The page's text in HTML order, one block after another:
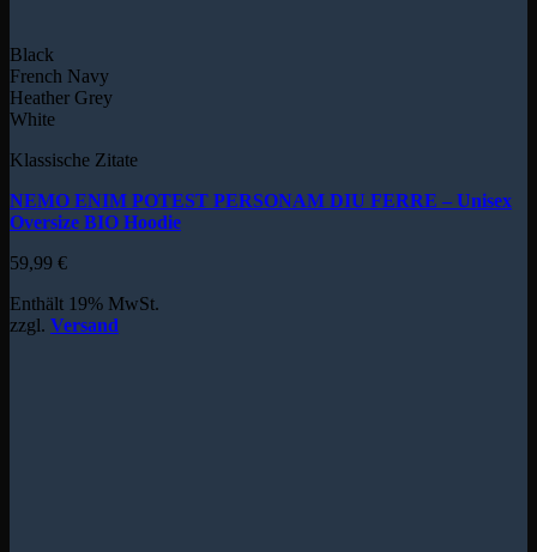
Black
French Navy
Heather Grey
White
Klassische Zitate
NEMO ENIM POTEST PERSONAM DIU FERRE – Unisex
Oversize BIO Hoodie
59,99 €
Enthält 19% MwSt.
zzgl. Versand